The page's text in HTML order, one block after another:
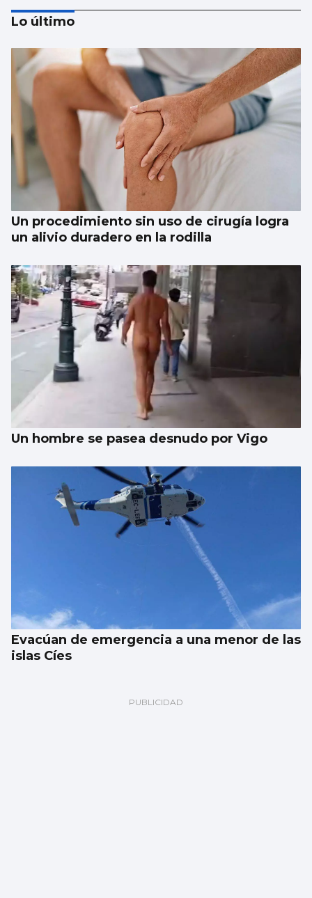
CCOO denuncia que 55.000 trabajadores
gallegos trabajan horas extras cada semana
y cuatro de cada diez no las cobran
Lo último
Un procedimiento sin uso de cirugía logra
un alivio duradero en la rodilla
Un hombre se pasea desnudo por Vigo
Evacúan de emergencia a una menor de las
islas Cíes